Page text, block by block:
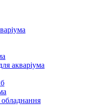
акваріума
обладнання